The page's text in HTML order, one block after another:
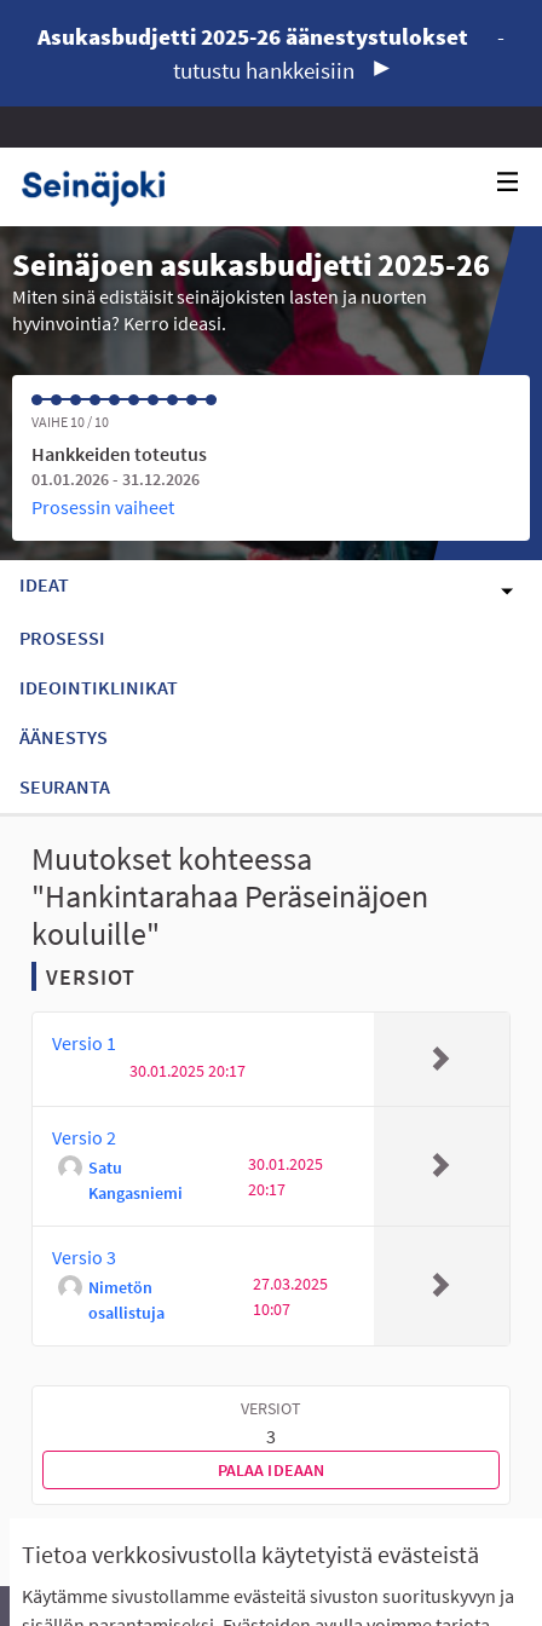
Tietoa verkkosivustolla käytetyistä evästeistä
Käytämme sivustollamme evästeitä sivuston suorituskyvyn ja
Asukasbudjetti 2025-26 äänestystulokset
-
tutustu hankkeisiin
Seinäjoen asukasbudjetti 2025-26
Miten sinä edistäisit seinäjokisten lasten ja nuorten
hyvinvointia? Kerro ideasi.
VAIHE 10 / 10
Hankkeiden toteutus
01.01.2026 - 31.12.2026
Prosessin vaiheet
IDEAT
PROSESSI
IDEOINTIKLINIKAT
ÄÄNESTYS
SEURANTA
Muutokset kohteessa
"Hankintarahaa Peräseinäjoen
kouluille"
VERSIOT
Versio 1
30.01.2025 20:17
Versio 2
Satu
Kangasniemi
30.01.2025
20:17
Versio 3
Nimetön
osallistuja
27.03.2025
10:07
VERSIOT
3
PALAA IDEAAN